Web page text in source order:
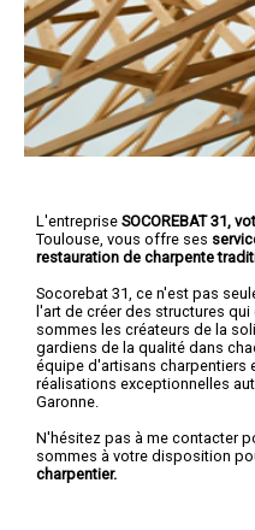
L'entreprise SOCOREBAT 31,
Toulouse, vous offre ses
restauration de charpente
Socorebat 31, ce n'est pas
l'art de créer des structures
sommes les créateurs de la
gardiens de la qualité dans
équipe d'artisans charpentiers
réalisations exceptionnelles
Garonne.
N'hésitez pas à me contacter
sommes à votre disposition
charpentier.